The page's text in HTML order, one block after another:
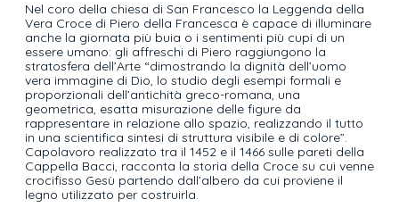
Nel coro della chiesa di San Francesco la Leggenda della
Vera Croce di Piero della Francesca è capace di illuminare
anche la giornata più buia o i sentimenti più cupi di un
essere umano: gli affreschi di Piero raggiungono la
stratosfera dell’Arte “dimostrando la dignità dell’uomo
vera immagine di Dio, lo studio degli esempi formali e
proporzionali dell’antichità greco-romana, una
geometrica, esatta misurazione delle figure da
rappresentare in relazione allo spazio, realizzando il tutto
in una scientifica sintesi di struttura visibile e di colore”.
Capolavoro realizzato tra il 1452 e il 1466 sulle pareti della
Cappella Bacci, racconta la storia della Croce su cui venne
crocifisso Gesù partendo dall’albero da cui proviene il
legno utilizzato per costruirla.